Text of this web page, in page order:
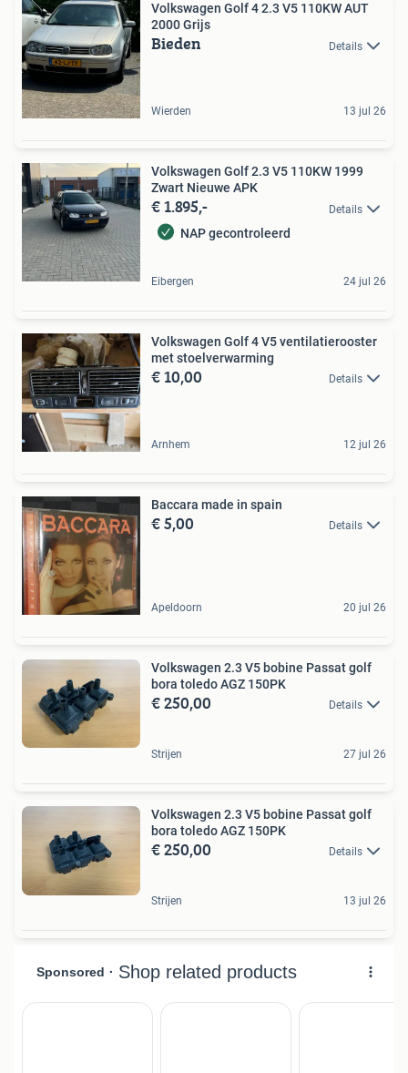
Volkswagen Golf 4 2.3 V5 110KW AUT
2000 Grijs
Bieden Details
Wierden 13 jul 26
Volkswagen Golf 2.3 V5 110KW 1999
Zwart Nieuwe APK
€ 1.895,- Details
NAP gecontroleerd
Eibergen 24 jul 26
Volkswagen Golf 4 V5 ventilatierooster
met stoelverwarming
€ 10,00 Details
Arnhem 12 jul 26
Baccara made in spain
€ 5,00 Details
Apeldoorn 20 jul 26
Volkswagen 2.3 V5 bobine Passat golf
bora toledo AGZ 150PK
€ 250,00 Details
Strijen 27 jul 26
Volkswagen 2.3 V5 bobine Passat golf
bora toledo AGZ 150PK
€ 250,00 Details
Strijen 13 jul 26